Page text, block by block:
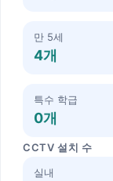
만 5세
4개
특수 학급
0개
CCTV 설치 수
실내